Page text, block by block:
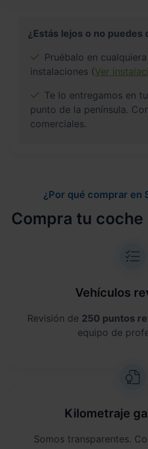
¿Estás lejos o no puedes
Pruébalo en
instalaciones (Ver
Te lo entregamos en
punto de la península.
comerciales.
¿Por qué comprar en
Compra tu
Vehículos
Revisión de 250 puntos
equipo de
Kilometraje
Somos transparentes.